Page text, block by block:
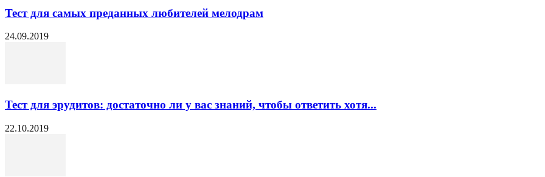
Тест для самых преданных любителей мелодрам
24.09.2019
Тест для эрудитов: достаточно ли у вас знаний, чтобы ответить хотя...
22.10.2019